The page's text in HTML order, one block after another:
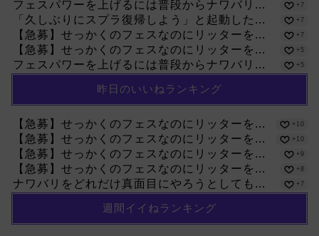
フェスパワーを上げるには普段からナワバリ... +7
「久しぶりにスプラ復帰しよう」と起動した... +7
【急募】せっかくのフェスなのにリッターを... +7
【急募】せっかくのフェスなのにリッターを... +5
フェスパワーを上げるには普段からナワバリ... +5
昨日のいいねランキング
【急募】せっかくのフェスなのにリッターを... +10
【急募】せっかくのフェスなのにリッターを... +10
【急募】せっかくのフェスなのにリッターを... +9
【急募】せっかくのフェスなのにリッターを... +8
ナワバリをどれだけ真面目にやろうとしても... +7
週間イイねランキング